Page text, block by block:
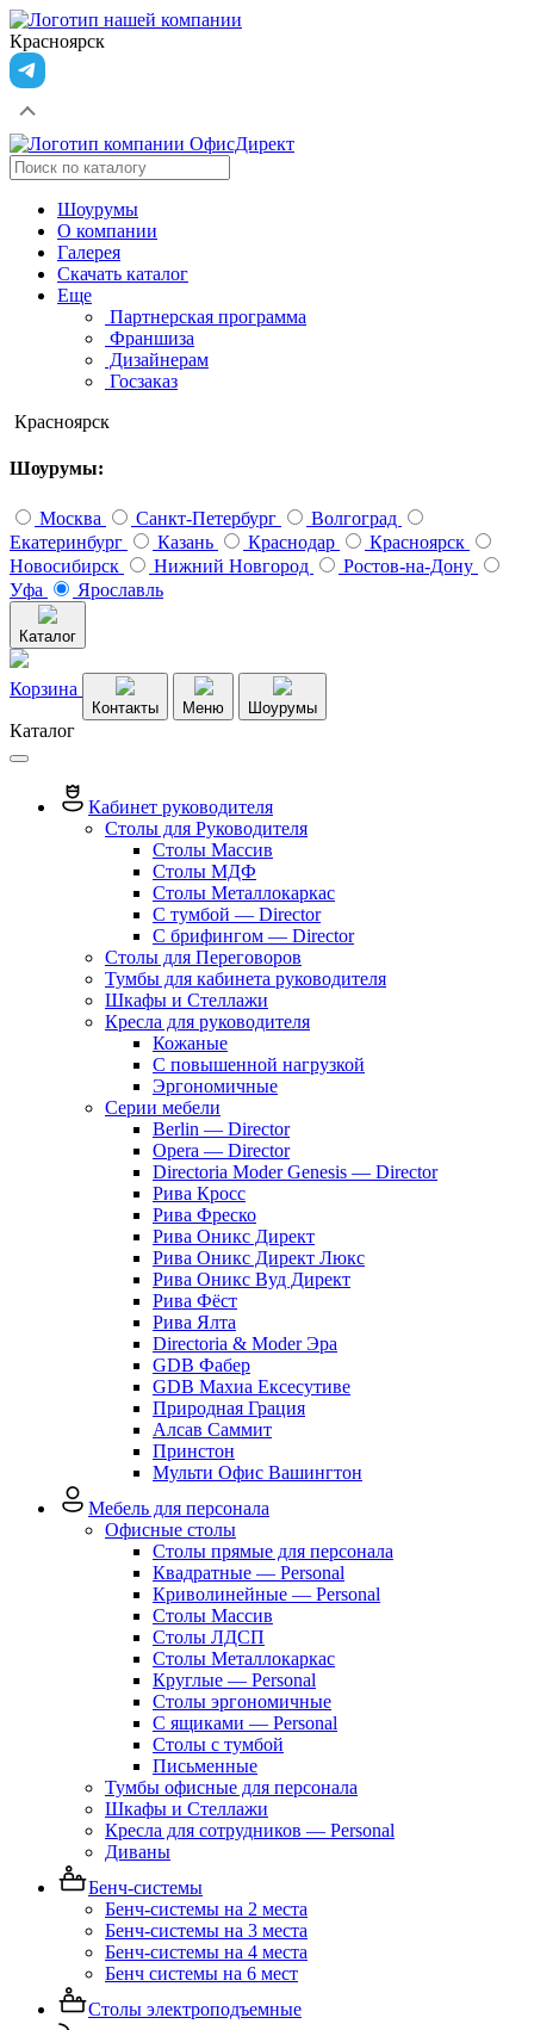
Красноярск
Шоурумы
О компании
Галерея
Скачать каталог
Еще
Партнерская программа
Франшиза
Дизайнерам
Госзаказ
Красноярск
Шоурумы:
Москва Санкт-Петербург
Волгоград
Екатеринбург
Казань Краснодар
Красноярск
Новосибирск
Нижний Новгород
Ростов-на-Дону
Уфа
Ярославль
Каталог
Корзина
Контакты Меню Шоурумы
Каталог
Кабинет руководителя
Столы для Руководителя
Столы Массив
Столы МДФ
Столы Металлокаркас
С тумбой — Director
C брифингом — Director
Столы для Переговоров
Тумбы для кабинета руководителя
Шкафы и Стеллажи
Кресла для руководителя
Кожаные
С повышенной нагрузкой
Эргономичные
Серии мебели
Berlin — Director
Opera — Director
Directoria Moder Genesis — Director
Рива Кросс
Рива Фреско
Рива Оникс Директ
Рива Оникс Директ Люкс
Рива Оникс Вуд Директ
Рива Фёст
Рива Ялта
Directoria & Moder Эра
GDB Фабер
GDB Махиа Ексесутиве
Природная Грация
Алсав Саммит
Принстон
Мульти Офис Вашингтон
Мебель для персонала
Офисные столы
Столы прямые для персонала
Квадратные — Personal
Криволинейные — Personal
Столы Массив
Столы ЛДСП
Столы Металлокаркас
Круглые — Personal
Столы эргономичные
С ящиками — Personal
Столы с тумбой
Письменные
Тумбы офисные для персонала
Шкафы и Стеллажи
Кресла для сотрудников — Personal
Диваны
Бенч-системы
Бенч-системы на 2 места
Бенч-системы на 3 места
Бенч-системы на 4 места
Бенч системы на 6 мест
Столы электроподъемные